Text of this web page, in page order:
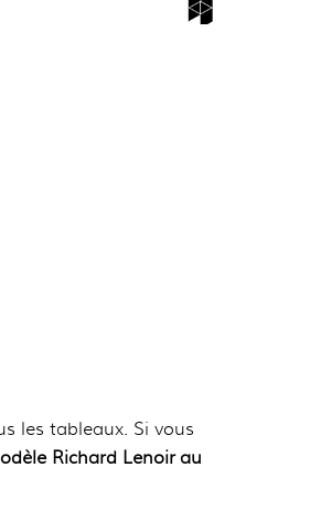
les tableaux. Si vous
Richard Lenoir au